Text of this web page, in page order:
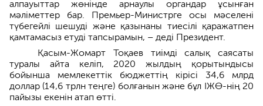
алпауыттар жөнінде арнаулы органдар ұсынған
мәліметтер бар. Премьер-Министрге осы мәселені
түбегейлі шешуді және қазынаны тиесілі қаражатпен
қамтамасыз етуді тапсырамын, – деді Президент.
Қасым-Жомарт Тоқаев тиімді салық саясаты
туралы айта келіп, 2020 жылдың қорытындысы
бойынша мемлекеттік бюджеттің кірісі 34,6 млрд
доллар (14,6 трлн теңге) болғанын және бұл ІЖӨ-нің 20
пайызы екенін атап өтті.